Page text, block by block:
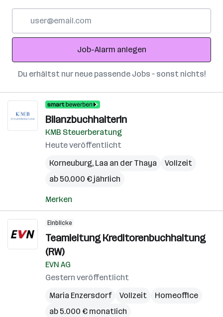
Adresse
Job-Alarm anlegen
Du erhältst nur neue passende Jobs – sonst nichts!
BilanzbuchhalterIn
KMB Steuerberatung
Heute veröffentlicht
Korneuburg, Laa an der Thaya
Vollzeit
ab 50.000 € jährlich
Merken
Einblicke
Teamleitung Kreditorenbuchhaltung
(RW)
EVN AG
Gestern veröffentlicht
Maria Enzersdorf
Vollzeit
Homeoffice
ab 5.000 € monatlich